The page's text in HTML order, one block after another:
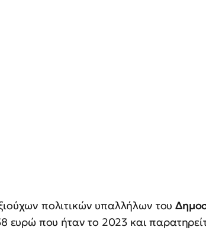
πολιτικών υπαλλήλων του
ευρώ που ήταν το 2023 και